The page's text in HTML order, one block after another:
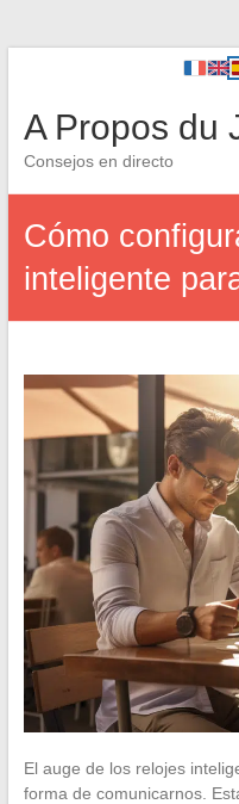
A Propos du
Consejos en directo
Cómo
inteligente
El auge de los relojes
forma de comunicarnos.